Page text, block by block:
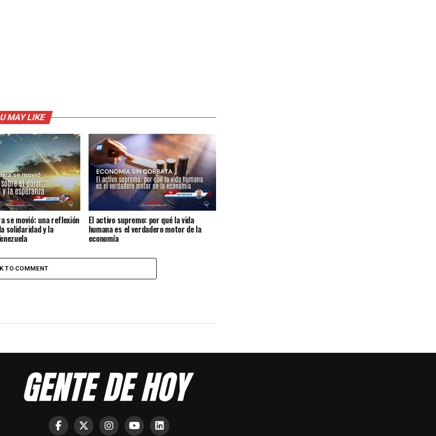
MAY LIKE
se movió: una reflexión
solidaridad y la
El activo supremo: por qué la vida
humana es el verdadero motor de la
economía
TO COMMENT